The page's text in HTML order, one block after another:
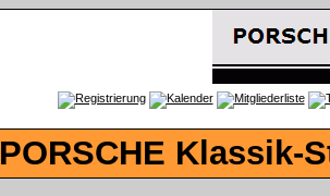
PORSCHE Klassik-